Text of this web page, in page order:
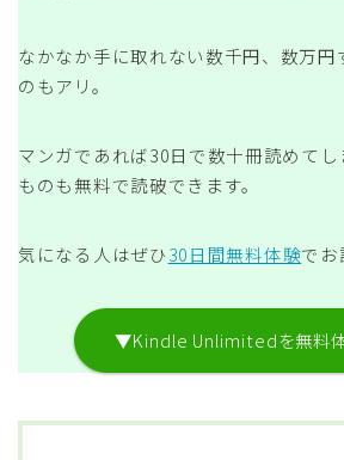
なかなか手に取れない数千円、数万円
のもアリ。
マンガであれば30日で数十冊読めて
ものも無料で読破できます。
気になる人はぜひ30日間無料体験でお
▼Kindle Unlimitedを無料